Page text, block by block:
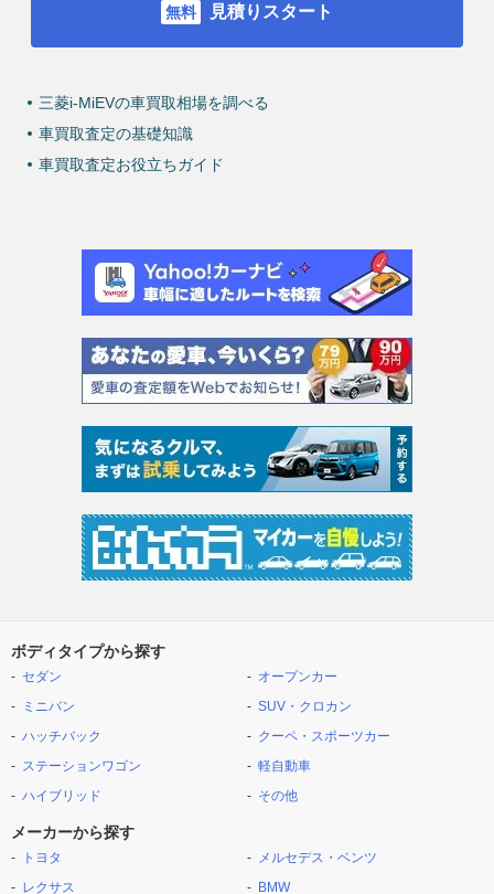
見積りスタート
三菱i-MiEVの車買取相場を調べる
車買取査定の基礎知識
車買取査定お役立ちガイド
ボディタイプから探す
セダン
ミニバン
ハッチバック
ステーションワゴン
ハイブリッド
オープンカー
SUV・クロカン
クーペ・スポーツカー
軽自動車
その他
メーカーから探す
トヨタ
レクサス
メルセデス・ベンツ
BMW